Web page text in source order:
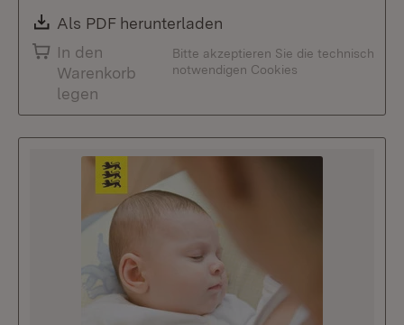
Download:
Als PDF herunterladen
In den
Warenkorb
legen
Bitte akzeptieren Sie die technisch
notwendigen Cookies